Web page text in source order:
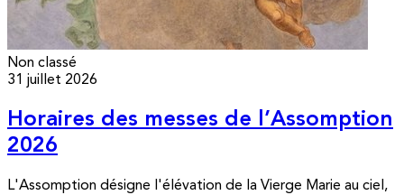
Non classé
31 juillet 2026
Horaires des messes de l’Assomption
2026
L'Assomption désigne l'élévation de la Vierge Marie au ciel,